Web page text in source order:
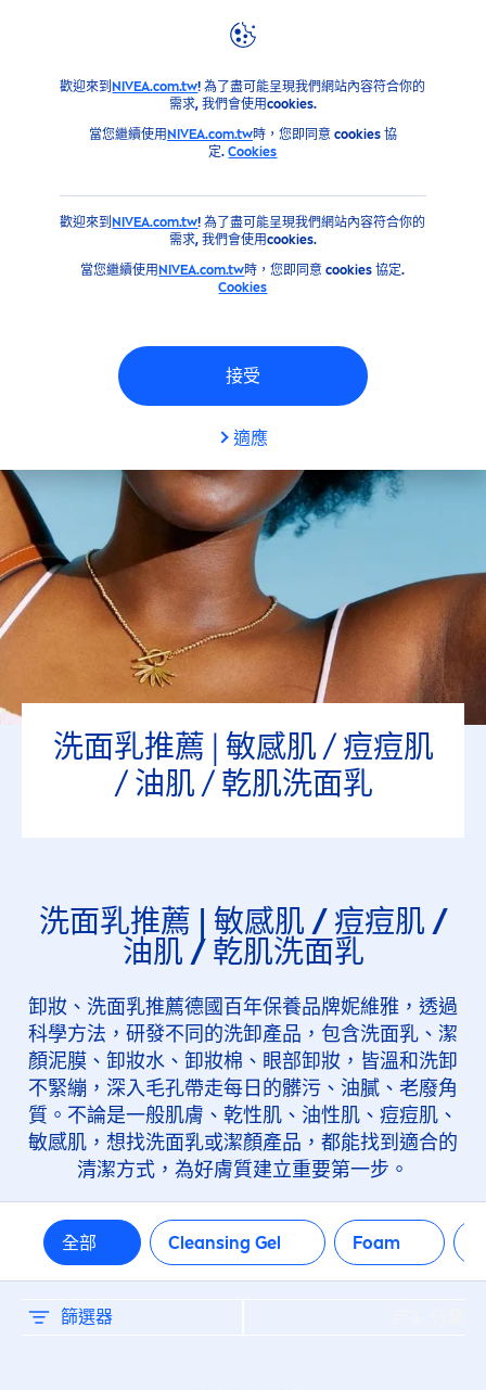
歡迎來到 NIVEA.com.tw! 為了盡可能呈現我們網站內容符合你的
需求, 我們會使用cookies.
當您繼續使用 NIVEA.com.tw時，您即同意 cookies 協
定.Cookies
歡迎來到 NIVEA.com.tw! 為了盡可能呈現我們網站內容符合你的
需求, 我們會使用cookies.
當您繼續使用 NIVEA.com.tw時，您即同意 cookies 協定.
Cookies
接受
適應
產品 臉部 清潔
洗面乳推薦 | 敏感肌 / 痘痘肌
/ 油肌 / 乾肌洗面乳
洗面乳推薦 | 敏感肌 / 痘痘肌 /
油肌 / 乾肌洗面乳
卸妝、洗面乳推薦德國百年保養品牌妮維雅，透過
科學方法，研發不同的洗卸產品，包含洗面乳、潔
顏泥膜、卸妝水、卸妝棉、眼部卸妝，皆溫和洗卸
不緊繃，深入毛孔帶走每日的髒污、油膩、老廢角
質。不論是一般肌膚、乾性肌、油性肌、痘痘肌、
敏感肌，想找洗面乳或潔顏產品，都能找到適合的
清潔方式，為好膚質建立重要第一步。
全部 Cleansing Gel Foam
篩選器
所有膚質
敏感肌膚
礦物油
香料
選擇的篩選器